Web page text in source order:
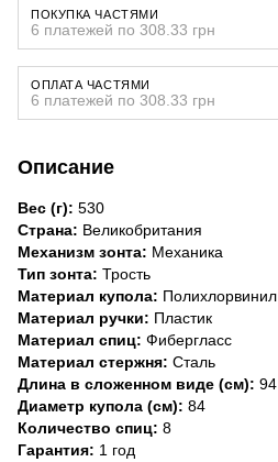
ПОКУПКА ЧАСТЯМИ
6 платежей по 308.33 грн
ОПЛАТА ЧАСТЯМИ
6 платежей по 308.33 грн
Описание
Вес (г): 530
Страна: Великобритания
Механизм зонта: Механика
Тип зонта: Трость
Материал купола: Полихлорвинил
Материал ручки: Пластик
Материал спиц: Фибергласс
Материал стержня: Сталь
Длина в сложенном виде (см): 94
Диаметр купола (см): 84
Количество спиц: 8
Гарантия: 1 год